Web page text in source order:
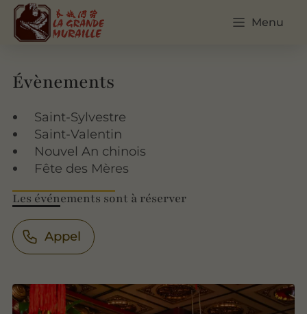
Menu
Évènements
Saint-Sylvestre
Saint-Valentin
Nouvel An chinois
Fête des Mères
Les événements sont à réserver
Appel